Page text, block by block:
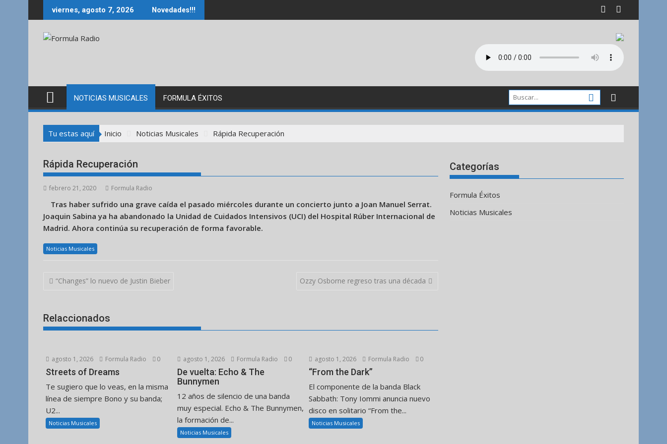
al
viernes, agosto 7, 2026 Novedades!!!
NOTICIAS MUSICALES FORMULA ÉXITOS
Tu estas aquí Inicio Noticias Musicales Rápida Recuperación
Rápida Recuperación
febrero 21, 2020 Formula Radio
Tras haber sufrido una grave caída el pasado miércoles durante un concierto junto a Joan Manuel Serrat.
Joaquin Sabina ya ha abandonado la Unidad de Cuidados Intensivos (UCI) del Hospital Rúber Internacional de
Madrid. Ahora continúa su recuperación de forma favorable.
Noticias Musicales
Navegación
“Changes” lo nuevo de Justin Bieber Ozzy Osborne regreso tras una década
Relaccionados
agosto 1, 2026 Formula Radio 0
Streets of Dreams
Te sugiero que lo veas, en la misma
línea de siempre Bono y su banda;
U2...
Noticias Musicales
agosto 1, 2026 Formula Radio 0
De vuelta: Echo & The
Bunnymen
12 años de silencio de una banda
muy especial. Echo & The Bunnymen,
la formación de...
Noticias Musicales
agosto 1, 2026 Formula Radio 0
“From the Dark”
El componente de la banda Black
Sabbath: Tony Iommi anuncia nuevo
disco en solitario “From the...
Noticias Musicales
Categorías
Formula Éxitos
Noticias Musicales